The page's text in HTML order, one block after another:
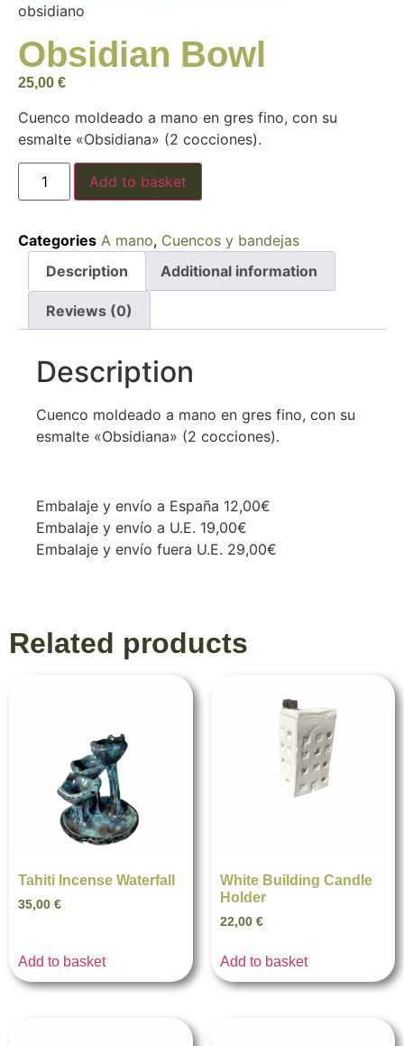
obsidiano
Obsidian Bowl
25,00 €
Cuenco moldeado a mano en gres fino, con su
esmalte «Obsidiana» (2 cocciones).
Add to basket
Categories A mano, Cuencos y bandejas
Description
Additional information
Reviews (0)
Description
Cuenco moldeado a mano en gres fino, con su
esmalte «Obsidiana» (2 cocciones).
Embalaje y envío a España 12,00€
Embalaje y envío a U.E. 19,00€
Embalaje y envío fuera U.E. 29,00€
Related products
Tahiti Incense Waterfall
35,00 €
Add to basket
White Building Candle
Holder
22,00 €
Add to basket